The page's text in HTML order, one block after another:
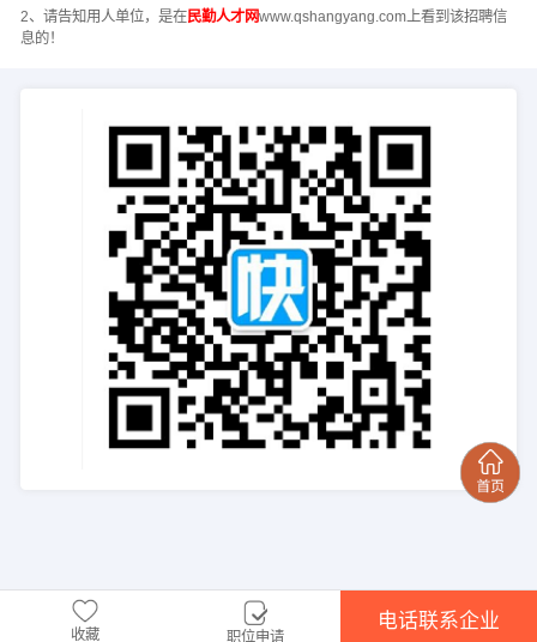
2、请告知用人单位，是在民勤人才网www.qshangyang.com上看到该招聘信
息的！
收藏 职位申请
电话联系企业